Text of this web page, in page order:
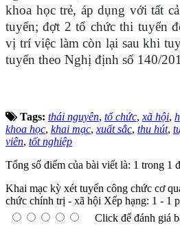
khoa học trẻ, áp dụng với tất
tuyển; đợt 2 tổ chức thi tuyển
vị trí việc làm còn lại sau khi
tuyển theo Nghị định số 140/
Tags: thái nguyên, tổ chức,xã hội,
khoa học, khai mạc,xuất sắc, thu hút,
viên, tốt nghiệp
Tổng số điểm của bài viết là: 1 trong 1
Khai mạc kỳ xét tuyển công chức cơ
chức chính trị - xã hội Xếp hạng: 1 - 1
Click để đánh giá